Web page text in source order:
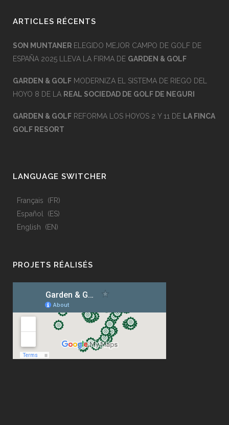
ARTICLES RÉCENTS
SON MUNTANER ELEGIDO MEJOR CAMPO DE GOLF DE
ESPAÑA 2025 LLEVA LA FIRMA DE GARDEN & GOLF
GARDEN & GOLF MODERNIZA EL SISTEMA DE RIEGO DEL
HOYO 8 DE LA REAL SOCIEDAD DE GOLF DE NEGURI
GARDEN & GOLF REFORMA LOS HOYOS 2 Y 11 DE LA FINCA
GOLF RESORT
LANGUAGE SWITCHER
Français
FR
Español
ES
English
EN
PROJETS RÉALISÉS